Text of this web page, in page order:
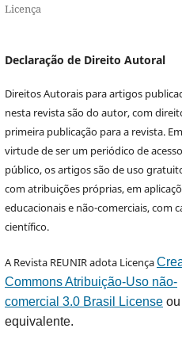
Licença
Declaração de Direito Autoral
Direitos Autorais para artigos
nesta revista são do autor, com
primeira publicação para a revista.
virtude de ser um periódico de
público, os artigos são de uso
com atribuições próprias, em
educacionais e não-comerciais, com
científico.
A Revista REUNIR adota Licença
Commons Atribuição-Uso não-
comercial 3.0 Brasil License
equivalente.